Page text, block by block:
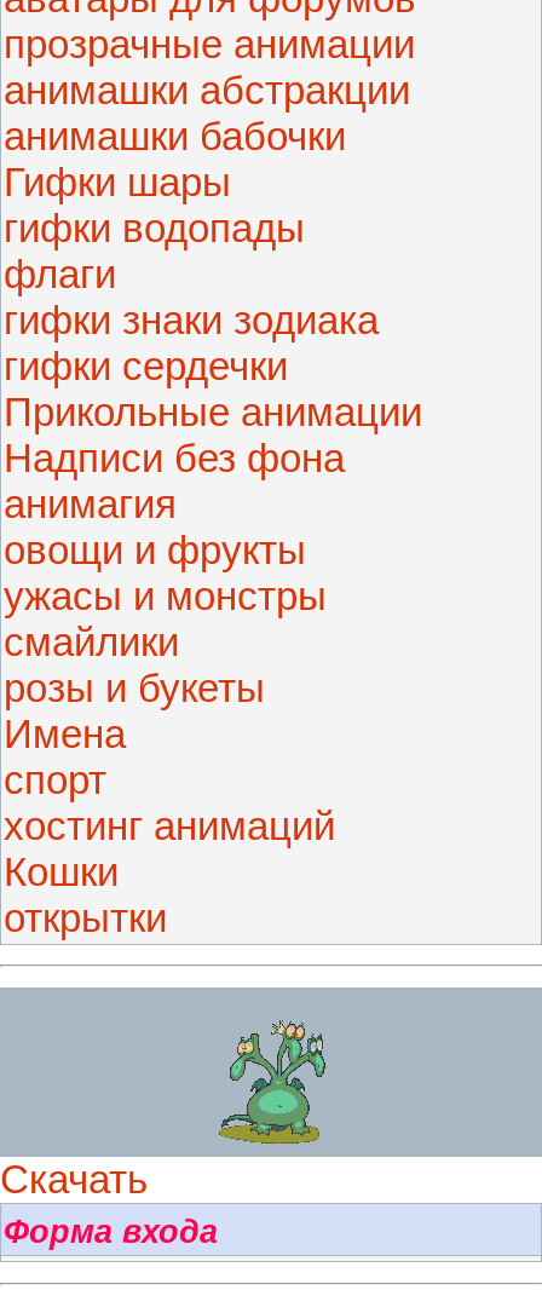
прозрачные анимации
анимашки абстракции
анимашки бабочки
Гифки шары
гифки водопады
флаги
гифки знаки зодиака
гифки сердечки
Прикольные анимации
Надписи без фона
анимагия
овощи и фрукты
ужасы и монстры
смайлики
розы и букеты
Имена
спорт
хостинг анимаций
Кошки
открытки
Скачать
Форма входа